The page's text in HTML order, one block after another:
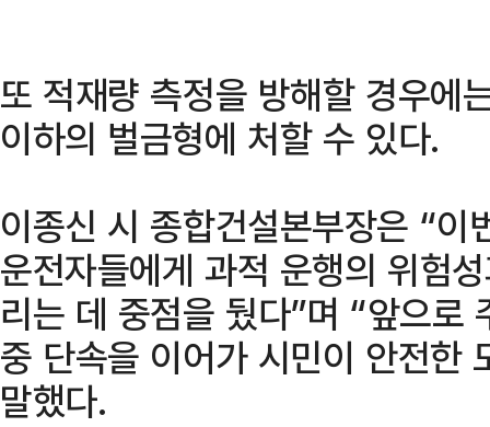
또 적재량 측정을 방해할 경우에
이하의 벌금형에 처할 수 있다.
이종신 시 종합건설본부장은 “
운전자들에게 과적 운행의 위험
리는 데 중점을 뒀다”며 “앞으로
중 단속을 이어가 시민이 안전한
말했다.